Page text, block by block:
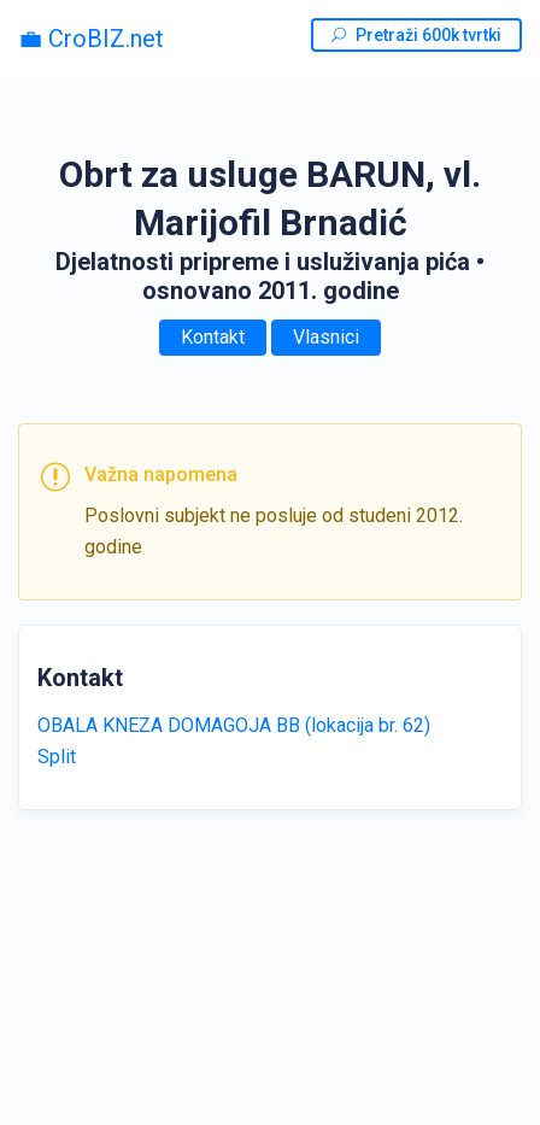
💼 CroBIZ.net Pretraži 600k tvrtki
Obrt za usluge BARUN, vl.
Marijofil Brnadić
Djelatnosti pripreme i usluživanja pića •
osnovano 2011. godine
Kontakt Vlasnici
Važna napomena
Poslovni subjekt ne posluje od studeni 2012.
godine
Kontakt
OBALA KNEZA DOMAGOJA BB (lokacija br. 62)
Split